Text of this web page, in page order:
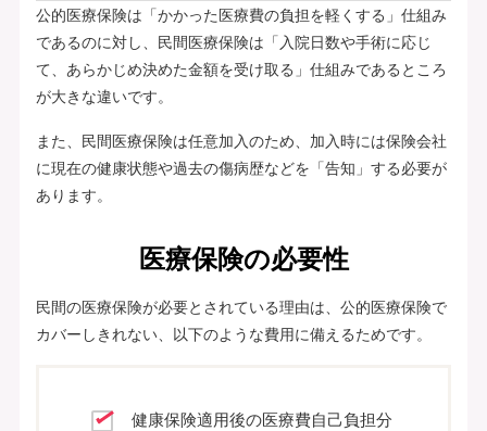
公的医療保険は「かかった医療費の負担を軽くする」仕組み
であるのに対し、民間医療保険は「入院日数や手術に応じ
て、あらかじめ決めた金額を受け取る」仕組みであるところ
が大きな違いです。
また、民間医療保険は任意加入のため、加入時には保険会社
に現在の健康状態や過去の傷病歴などを「告知」する必要が
あります。
医療保険の必要性
民間の医療保険が必要とされている理由は、公的医療保険で
カバーしきれない、以下のような費用に備えるためです。
健康保険適用後の医療費自己負担分